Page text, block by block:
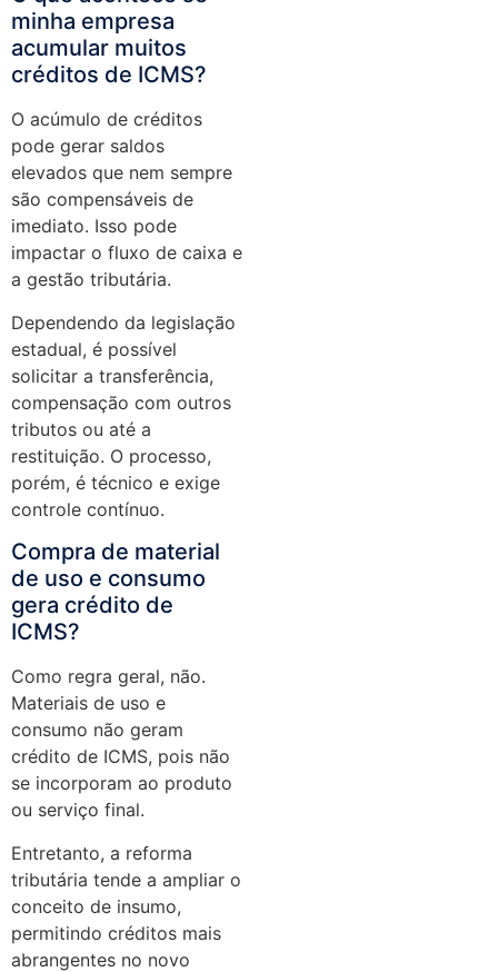
minha empresa
acumular muitos
créditos de ICMS?
O acúmulo de créditos
pode gerar saldos
elevados que nem sempre
são compensáveis de
imediato. Isso pode
impactar o fluxo de caixa e
a gestão tributária.
Dependendo da legislação
estadual, é possível
solicitar a transferência,
compensação com outros
tributos ou até a
restituição. O processo,
porém, é técnico e exige
controle contínuo.
Compra de material
de uso e consumo
gera crédito de
ICMS?
Como regra geral, não.
Materiais de uso e
consumo não geram
crédito de ICMS, pois não
se incorporam ao produto
ou serviço final.
Entretanto, a reforma
tributária tende a ampliar o
conceito de insumo,
permitindo créditos mais
abrangentes no novo